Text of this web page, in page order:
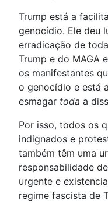
Trump está a
genocídio. Ele deu
erradicação de
Trump e do MAGA
os manifestantes
o genocídio e está
esmagar toda a
Por isso, todos os
indignados e
também têm uma
responsabilidade
urgente e
regime fascista de